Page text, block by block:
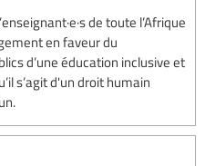
de toute l’Afrique
en faveur du
d’une éducation inclusive et
s’agit d'un droit humain